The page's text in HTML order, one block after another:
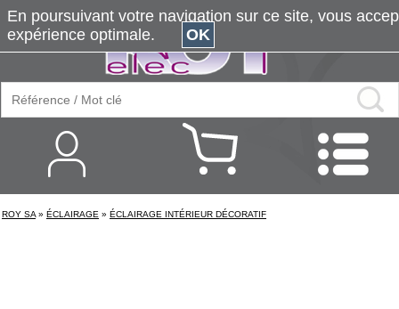
ROY SA » ÉCLAIRAGE » ÉCLAIRAGE INTÉRIEUR DÉCORATIF
En poursuivant votre navigation sur ce site, vous
expérience optimale.
OK